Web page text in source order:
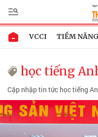
VCCI TIỀM
học tiếng
Cập nhập tin tức học tiếng